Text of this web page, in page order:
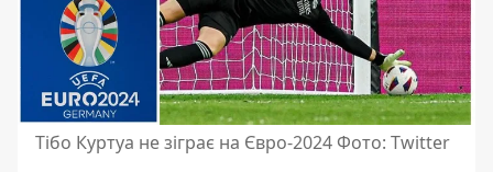
Тібо Куртуа не зіграє на Євро-2024 Фото: Twitter